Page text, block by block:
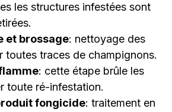
les structures infestées sont
et brossage: nettoyage des
toutes traces de champignons.
: cette étape brûle les
toute ré-infestation.
fongicide: traitement en